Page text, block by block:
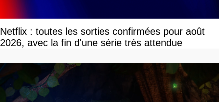
Netflix : toutes les sorties confirmées pour août
2026, avec la fin d'une série très attendue